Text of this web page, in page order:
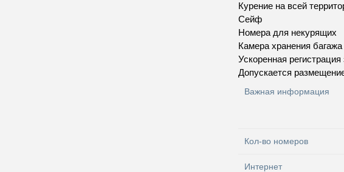
Курение на всей
Сейф
Номера для некурящих
Камера хранения багажа
Ускоренная
Допускается
Важная информация
Кол-во номеров
Интернет